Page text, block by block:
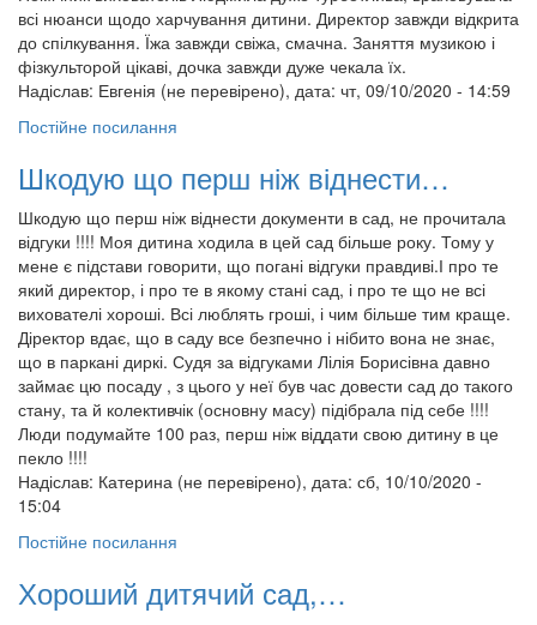
всі нюанси щодо харчування дитини. Директор завжди відкрита
до спілкування. Їжа завжди свіжа, смачна. Заняття музикою і
фізкульторой цікаві, дочка завжди дуже чекала їх.
Надіслав: Евгенія (не перевірено), дата: чт, 09/10/2020 - 14:59
Постійне посилання
Шкодую що перш ніж віднести…
Шкодую що перш ніж віднести документи в сад, не прочитала
відгуки !!!! Моя дитина ходила в цей сад більше року. Тому у
мене є підстави говорити, що погані відгуки правдиві.І про те
який директор, і про те в якому стані сад, і про те що не всі
вихователі хороші. Всі люблять гроші, і чим більше тим краще.
Діректор вдає, що в саду все безпечно і нібито вона не знає,
що в паркані диркі. Судя за відгуками Лілія Борисівна давно
займає цю посаду , з цього у неї був час довести сад до такого
стану, та й колективчік (основну масу) підібрала під себе !!!!
Люди подумайте 100 раз, перш ніж віддати свою дитину в це
пекло !!!!
Надіслав: Катерина (не перевірено), дата: сб, 10/10/2020 -
15:04
Постійне посилання
Хороший дитячий сад,…